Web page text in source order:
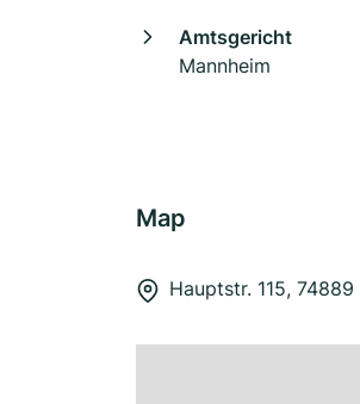
Amtsgericht
Mannheim
Map
Hauptstr. 115, 74889